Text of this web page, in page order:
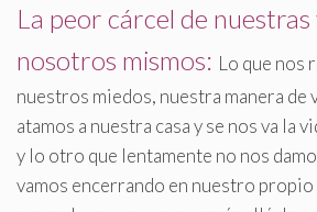
La peor cárcel de nuestras
nosotros mismos: Lo que nos
nuestros miedos, nuestra manera de
atamos a nuestra casa y se nos va la
y lo otro que lentamente no nos
vamos encerrando en nuestro propio